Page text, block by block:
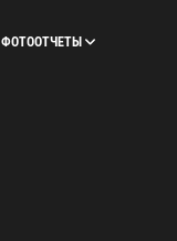
ФОТООТЧЕТЫ